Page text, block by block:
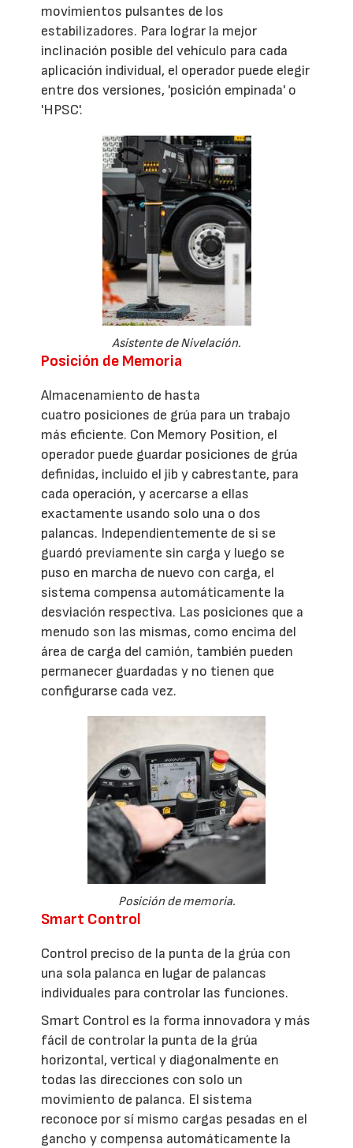
movimientos pulsantes de los
estabilizadores. Para lograr la mejor
inclinación posible del vehículo para cada
aplicación individual, el operador puede elegir
entre dos versiones, 'posición empinada' o
'HPSC'.
Asistente de Nivelación.
Posición de Memoria
Almacenamiento de hasta
cuatro posiciones de grúa para un trabajo
más eficiente. Con Memory Position, el
operador puede guardar posiciones de grúa
definidas, incluido el jib y cabrestante, para
cada operación, y acercarse a ellas
exactamente usando solo una o dos
palancas. Independientemente de si se
guardó previamente sin carga y luego se
puso en marcha de nuevo con carga, el
sistema compensa automáticamente la
desviación respectiva. Las posiciones que a
menudo son las mismas, como encima del
área de carga del camión, también pueden
permanecer guardadas y no tienen que
configurarse cada vez.
Posición de memoria.
Smart Control
Control preciso de la punta de la grúa con
una sola palanca en lugar de palancas
individuales para controlar las funciones.
Smart Control es la forma innovadora y más
fácil de controlar la punta de la grúa
horizontal, vertical y diagonalmente en
todas las direcciones con solo un
movimiento de palanca. El sistema
reconoce por sí mismo cargas pesadas en el
gancho y compensa automáticamente la